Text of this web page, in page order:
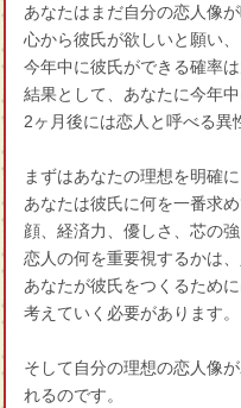
あなたはまだ自分の恋人像が
心から彼氏が欲しいと願い
今年中に彼氏ができる確率
結果として、あなたに今年
2ヶ月後には恋人と呼べる異
まずはあなたの理想を明確
あなたは彼氏に何を一番求
顔、経済力、優しさ、芯の強
恋人の何を重要視するかは、
あなたが彼氏をつくるため
考えていく必要があります。
そして自分の理想の恋人像
れるのです。